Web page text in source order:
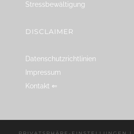
Stressbewältigung
DISCLAIMER
Datenschutzrichtlinien
Impressum
Kontakt ⇐